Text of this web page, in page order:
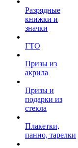
Разрядные
книжки и
значки
ГТО
Призы из
акрила
Призы и
подарки из
стекла
Плакетки,
панно, тарелки